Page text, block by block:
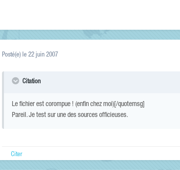
Posté(e) le 22 juin 2007
Citation
Le fichier est corompue ! (enfin chez moi)[/quotemsg]
Pareil. Je test sur une des sources officieuses.
Citer